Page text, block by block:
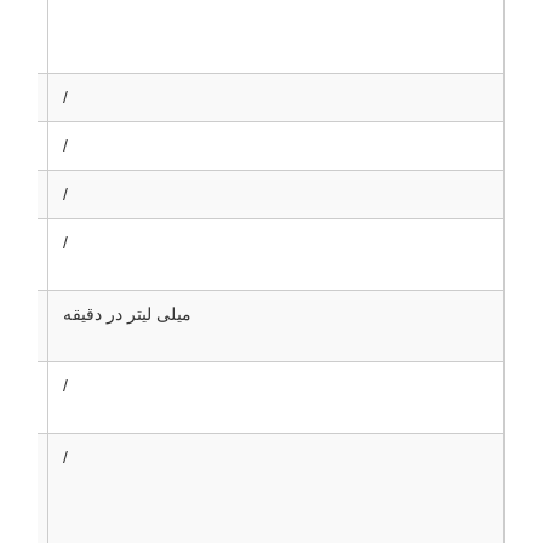
/
/
/
/
میلی لیتر در دقیقه
/
/